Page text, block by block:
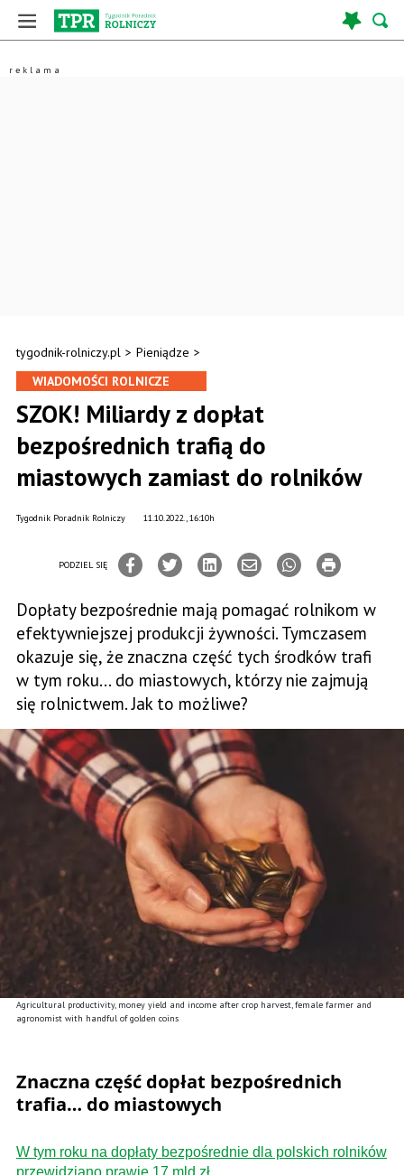
tygodnik-rolniczy.pl > Pieniądze >
Agricultural productivity, money yield and income after crop harvest, female farmer and
agronomist with handful of golden coins
WIADOMOŚCI ROLNICZE
SZOK! Miliardy z dopłat
bezpośrednich trafią do
miastowych zamiast do rolników
11.10.2022., 16:10h
Tygodnik Poradnik Rolniczy
PODZIEL SIĘ
Dopłaty bezpośrednie mają pomagać rolnikom w
efektywniejszej produkcji żywności. Tymczasem
okazuje się, że znaczna część tych środków trafi
w tym roku... do miastowych, którzy nie zajmują
się rolnictwem. Jak to możliwe?
Znaczna część dopłat bezpośrednich
trafia… do miastowych
W tym roku na dopłaty bezpośrednie dla polskich rolników
przewidziano prawie 17 mld zł